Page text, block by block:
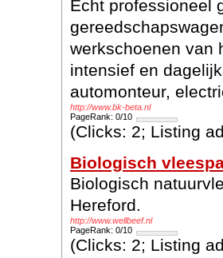
Echt professioneel
werkschoenen van
intensief en
automonteur,
http://www.bk-beta.nl
PageRank: 0/10
(Clicks: 2; Listing
Biologisch
Biologisch
Hereford.
http://www.wellbeef.nl
PageRank: 0/10
(Clicks: 2; Listing